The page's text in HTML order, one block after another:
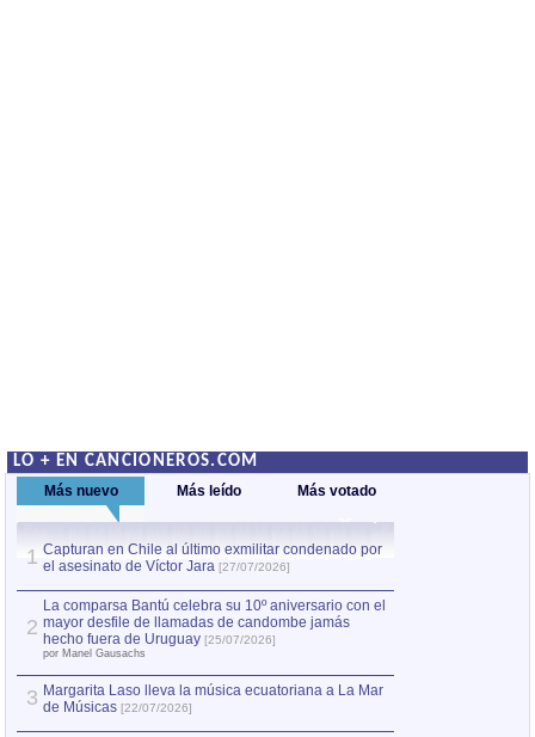
LO + EN CANCIONEROS.COM
Más nuevo Más leído Más votado
1 Capturan en Chile al último exmilitar condenado por
el asesinato de Víctor Jara [27/07/2026]
2
La comparsa Bantú celebra su 10º aniversario con el
mayor desfile de llamadas de candombe jamás
hecho fuera de Uruguay [25/07/2026]
por Manel Gausachs
3 Margarita Laso lleva la música ecuatoriana a La Mar
de Músicas [22/07/2026]